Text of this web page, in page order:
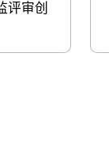
评审创